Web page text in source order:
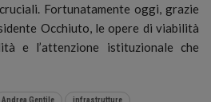
Fortunatamente oggi, grazie
Occhiuto, le opere di viabilità
e l’attenzione istituzionale che
Andrea Gentile infrastrutture